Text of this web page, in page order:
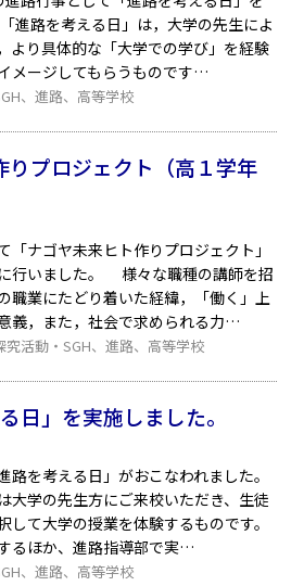
路を考える日」は，大学の先生によ
より具体的な「大学での学び」を経験
メージしてもらうものです
、進路、 高等学校
りプロジェクト（高１学年
ナゴヤ未来ヒト作りプロジェクト」
行いました。 様々な職種の講師を招
職業にたどり着いた経緯，「働く」上
義，また，社会で求められる力
究活動・SGH、進路、 高等学校
日」を実施しました。
を考える日」がおこなわれました。
大学の先生方にご来校いただき、生徒
して大学の授業を体験するものです。
るほか、進路指導部で実
、進路、 高等学校